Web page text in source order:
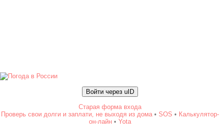
Войти через uID
Старая форма входа
Проверь свои долги и заплати, не выходя из дома • SOS • Калькулятор-
он-лайн • Yota